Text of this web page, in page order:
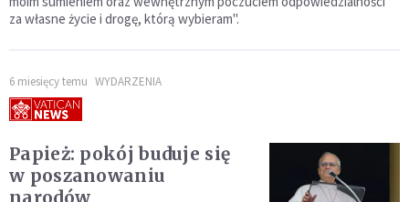
za własne życie i drogę, którą wybieram".
6 miesięcy temu WYDARZENIA
Papież: pokój buduje się
w poszanowaniu
narodów